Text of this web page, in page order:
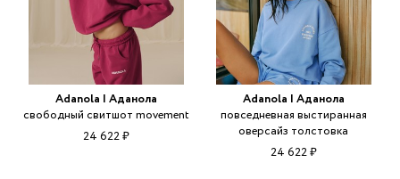
Adanola | Аданола
свободный свитшот movement
24 622 ₽
Adanola | Аданола
повседневная выстиранная
оверсайз толстовка
24 622 ₽